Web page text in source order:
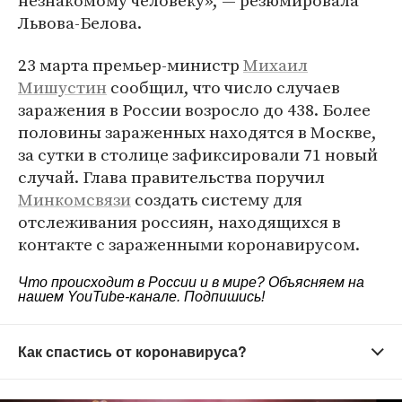
Львова-Белова.
23 марта премьер-министрМихаил
Мишустин сообщил, что число случаев
заражения в России возросло до 438. Более
половины зараженных находятся в Москве,
за сутки в столице зафиксировали 71 новый
случай. Глава правительства поручил
Минкомсвязисоздать систему для
отслеживания россиян, находящихся в
контакте с зараженными коронавирусом.
Что происходит в России и в мире? Объясняем на
нашем YouTube-канале. Подпишись!
Как спастись от коронавируса?